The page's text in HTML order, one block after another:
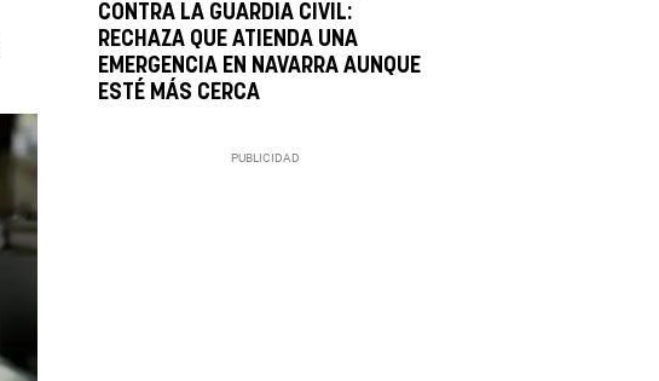
CONTRA LA GUARDIA CIVIL:
RECHAZA QUE ATIENDA UNA
EMERGENCIA EN NAVARRA AUNQUE
ESTÉ MÁS CERCA